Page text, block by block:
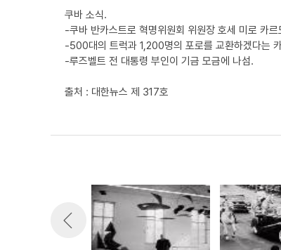
쿠바 소식.
-쿠바 반카스트로 혁명위원회 위원장 호세 미로 카
-500대의 트럭과 1,200명의 포로를 교환하겠다는
-루즈벨트 전 대통령 부인이 기금 모금에 나섬.
출처 : 대한뉴스 제 317호